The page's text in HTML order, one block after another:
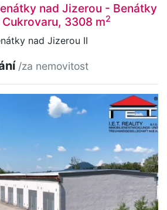
nad Jizerou - Benátky
3308 m2
nad Jizerou II
/za nemovitost